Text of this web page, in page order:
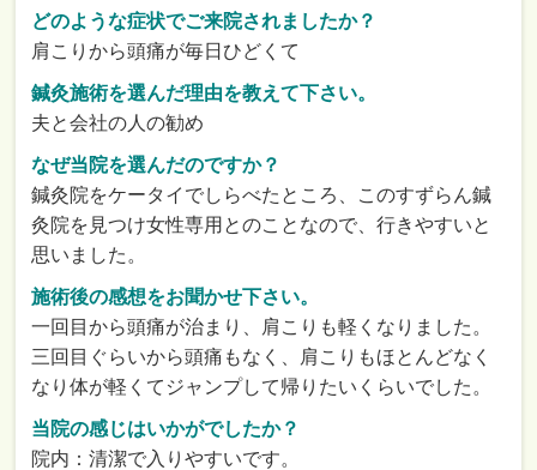
どのような症状でご来院されましたか？
肩こりから頭痛が毎日ひどくて
鍼灸施術を選んだ理由を教えて下さい。
夫と会社の人の勧め
なぜ当院を選んだのですか？
鍼灸院をケータイでしらべたところ、このすずらん鍼
灸院を見つけ女性専用とのことなので、行きやすいと
思いました。
施術後の感想をお聞かせ下さい。
一回目から頭痛が治まり、肩こりも軽くなりました。
三回目ぐらいから頭痛もなく、肩こりもほとんどなく
なり体が軽くてジャンプして帰りたいくらいでした。
当院の感じはいかがでしたか？
院内：清潔で入りやすいです。